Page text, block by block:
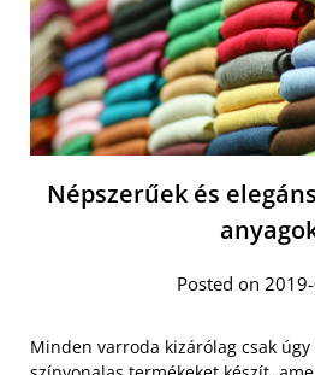
Népszerűek és
Posted on
Minden varroda kizárólag csak